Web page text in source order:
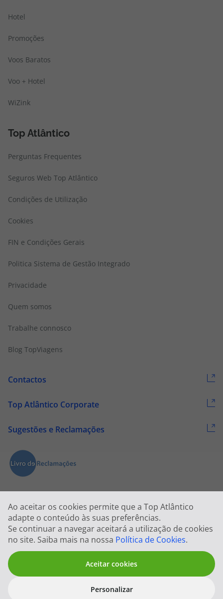
Ao aceitar os cookies permite que a Top Atlântico
adapte o conteúdo às suas preferências.
Se continuar a navegar aceitará a utilização de cookies
no site. Saiba mais na nossa Política de Cookies.
Aceitar cookies
Personalizar
Hotel
Promoções
Voos Baratos
Voo + Hotel
WiZink
Top Atlântico
Perguntas Frequentes
Seguros Web Top Atlântico
Condições de Utilização
Cookies
FIN e Condições Gerais
Politica Sistema de Gestão Integrado
Privacidade
Quem somos
Trabalhe connosco
Blog TopViagens
Contactos
Top Atlântico Corporate
Sugestões e Reclamações
2026 © Todos os direitos reservados:Top Atlântico, Viagens e Turismo